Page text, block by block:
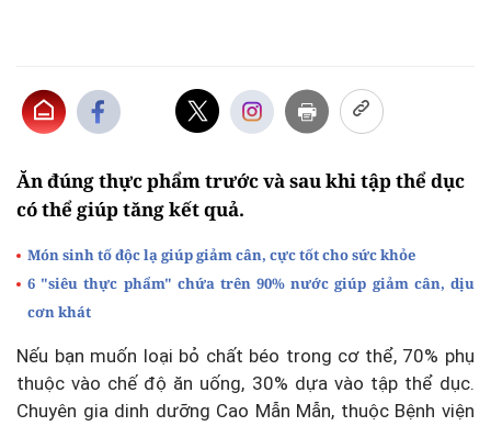
Ăn đúng thực phẩm trước và sau khi tập thể dục
có thể giúp tăng kết quả.
Món sinh tố độc lạ giúp giảm cân, cực tốt cho sức khỏe
6 "siêu thực phẩm" chứa trên 90% nước giúp giảm cân, dịu
cơn khát
Nếu bạn muốn loại bỏ chất béo trong cơ thể, 70% phụ
thuộc vào chế độ ăn uống, 30% dựa vào tập thể dục.
Chuyên gia dinh dưỡng Cao Mẫn Mẫn, thuộc Bệnh viện